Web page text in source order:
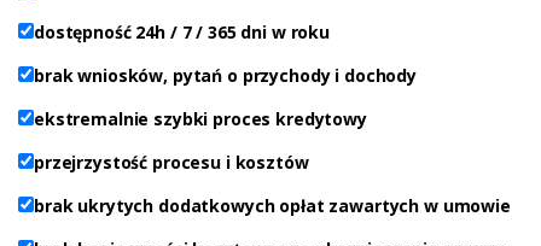
dostępność 24h / 7 / 365 dni w roku
brak wniosków, pytań o przychody i dochody
ekstremalnie szybki proces kredytowy
przejrzystość procesu i kosztów
brak ukrytych dodatkowych opłat zawartych w umowie